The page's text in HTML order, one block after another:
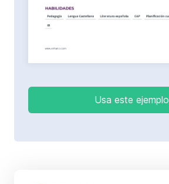
Usa este ejemplo